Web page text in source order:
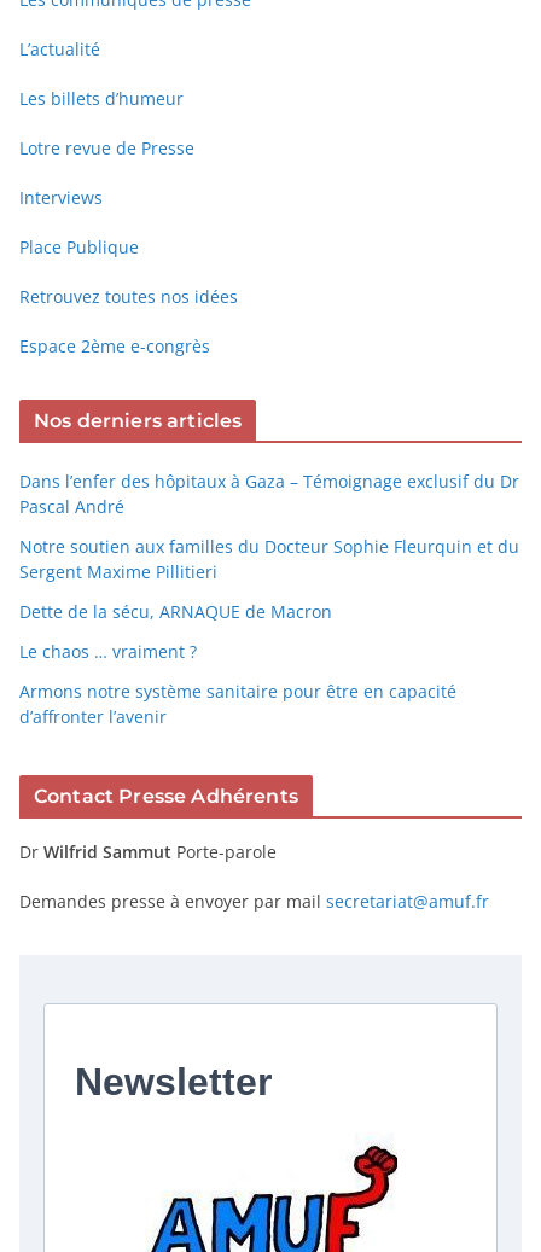
L’actualité
Les billets d’humeur
Lotre revue de Presse
Interviews
Place Publique
Retrouvez toutes nos idées
Espace 2ème e-congrès
Nos derniers articles
Dans l’enfer des hôpitaux à Gaza – Témoignage exclusif du Dr
Pascal André
Notre soutien aux familles du Docteur Sophie Fleurquin et du
Sergent Maxime Pillitieri
Dette de la sécu, ARNAQUE de Macron
Le chaos … vraiment ?
Armons notre système sanitaire pour être en capacité
d’affronter l’avenir
Contact Presse Adhérents
Dr Wilfrid Sammut Porte-parole
Demandes presse à envoyer par mail secretariat@amuf.fr